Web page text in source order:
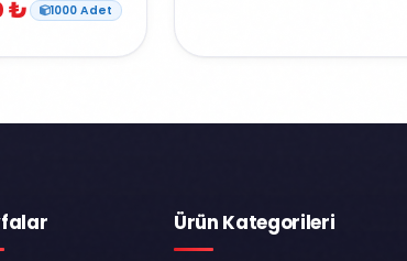
₺ 1000 Adet
Ürün Kategorileri